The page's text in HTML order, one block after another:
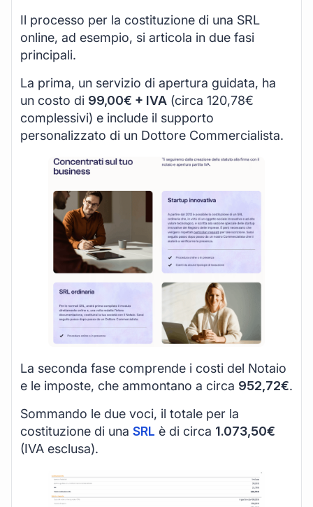
Il processo per la costituzione di una SRL
online, ad esempio, si articola in due fasi
principali.
La prima, un servizio di apertura guidata, ha
un costo di 99,00€ + IVA (circa 120,78€
complessivi) e include il supporto
personalizzato di un Dottore Commercialista.
La seconda fase comprende i costi del Notaio
e le imposte, che ammontano a circa 952,72€.
Sommando le due voci, il totale per la
costituzione di una SRL è di circa 1.073,50€
(IVA esclusa).